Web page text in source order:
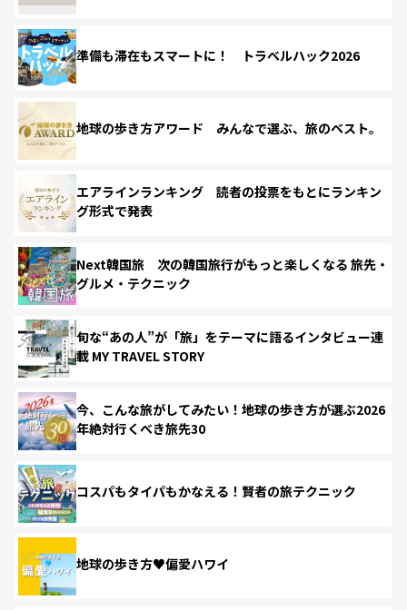
準備も滞在もスマートに！ トラベルハック2026
地球の歩き方アワード みんなで選ぶ、旅のベスト。
エアラインランキング 読者の投票をもとにランキン
グ形式で発表
Next韓国旅 次の韓国旅行がもっと楽しくなる 旅先・
グルメ・テクニック
旬な“あの人”が「旅」をテーマに語るインタビュー連
載 MY TRAVEL STORY
今、こんな旅がしてみたい！地球の歩き方が選ぶ2026
年絶対行くべき旅先30
コスパもタイパもかなえる！賢者の旅テクニック
地球の歩き方♥偏愛ハワイ